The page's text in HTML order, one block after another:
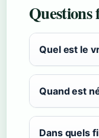
Questions
Quel est le
Quand est
Dans quels